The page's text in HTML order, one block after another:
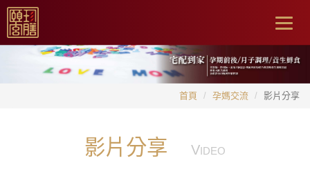
首頁 孕媽交流 影片分享
影片分享 VIDEO